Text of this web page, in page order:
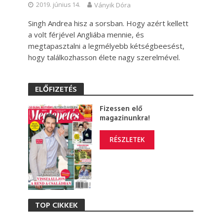
2019. június 14. Ványik Dóra
Singh Andrea hisz a sorsban. Hogy azért kellett
a volt férjével Angliába mennie, és
megtapasztalni a legmélyebb kétségbeesést,
hogy találkozhasson élete nagy szerelmével.
ELŐFIZETÉS
Fizessen elő
magazinunkra!
RÉSZLETEK
TOP CIKKEK